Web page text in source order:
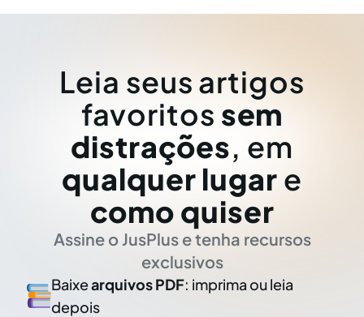
Leia seus artigos
favoritos sem
distrações, em
qualquer lugar e
como quiser
Assine o JusPlus e tenha recursos
exclusivos
Baixearquivos PDF: imprima ou leia
depois